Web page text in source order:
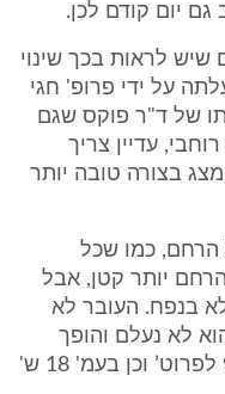
יום קודם לכן.
שיש לראות בכך שינוי
על ידי פרופ' חגי
של ד"ר פוקס שגם
ב-8/10/89 במנח רוחבי, עדיין צריך
בצורה טובה יותר
הרחם, כמו שכל
יותר קטן, אבל
בנפח. העובר לא
לא נעלם והופך
להיות שבוע 17." (עמ' 21 ש' 9-11 לפרוט’ וכן בעמ' 18 ש'